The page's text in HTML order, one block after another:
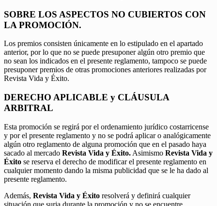
SOBRE LOS ASPECTOS NO CUBIERTOS CON
LA PROMOCIÓN.
Los premios consisten únicamente en lo estipulado en el apartado
anterior, por lo que no se puede presuponer algún otro premio que
no sean los indicados en el presente reglamento, tampoco se puede
presuponer premios de otras promociones anteriores realizadas por
Revista Vida y Éxito.
DERECHO APLICABLE y CLÁUSULA
ARBITRAL
Esta promoción se regirá por el ordenamiento jurídico costarricense
y por el presente reglamento y no se podrá aplicar o analógicamente
algún otro reglamento de alguna promoción que en el pasado haya
sacado al mercado Revista Vida y Éxito. Asimismo Revista Vida y
Éxito se reserva el derecho de modificar el presente reglamento en
cualquier momento dando la misma publicidad que se le ha dado al
presente reglamento.
Además, Revista Vida y Éxito resolverá y definirá cualquier
situación que surja durante la promoción y no se encuentre